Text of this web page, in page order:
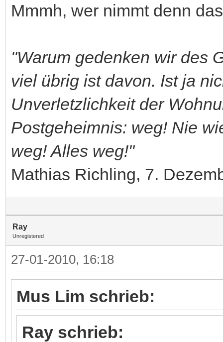
Mmmh, wer nimmt denn
"Warum gedenken wir des
viel übrig ist davon. Ist ja
Unverletzlichkeit der
Postgeheimnis: weg! Nie
weg! Alles weg!"
Mathias Richling, 7.
Ray
Unregistered
27-01-2010, 16:18
Mus Lim schrieb:
Ray schrieb: